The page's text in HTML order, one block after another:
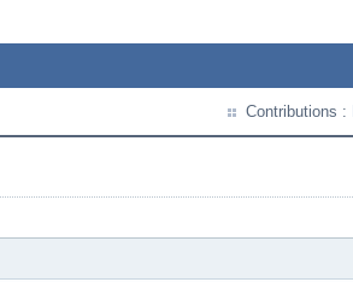
Contributions :